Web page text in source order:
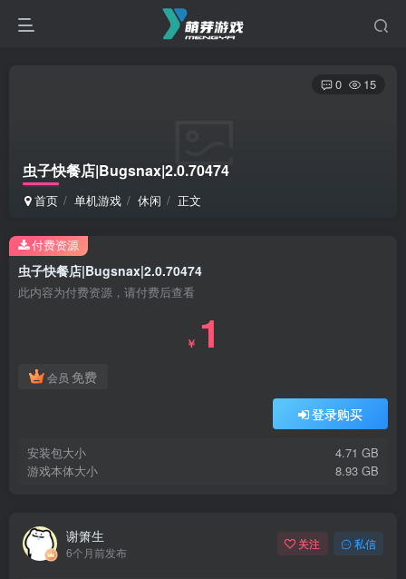
虫子快餐店|Bugsnax|2.0.70474
首页 单机游戏 休闲 正文
0 15
虫子快餐店|Bugsnax|2.0.70474
此内容为付费资源，请付费后查看
￥ 1
会员 免费
登录购买
安装包大小
4.71 GB
游戏本体大小
8.93 GB
付费资源
谢箫生
6个月前发布
关注 私信